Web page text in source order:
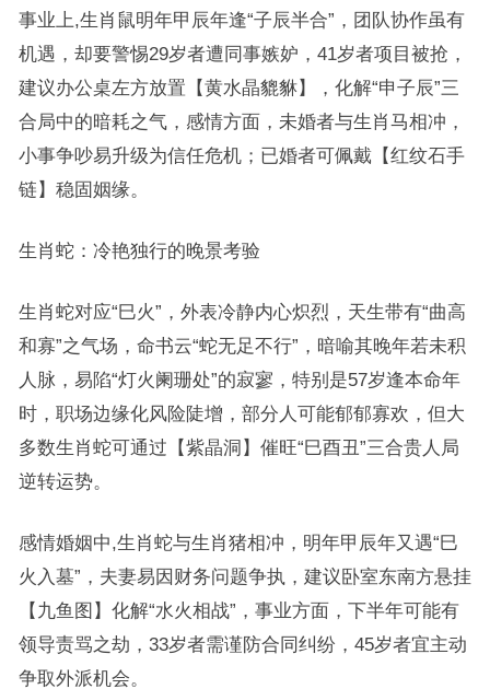
事业上,生肖鼠明年甲辰年逢“子辰半合”，团队协作虽有
机遇，却要警惕29岁者遭同事嫉妒，41岁者项目被抢，
建议办公桌左方放置【黄水晶貔貅】，化解“申子辰”三
合局中的暗耗之气，感情方面，未婚者与生肖马相冲，
小事争吵易升级为信任危机；已婚者可佩戴【红纹石手
链】稳固姻缘。
生肖蛇：冷艳独行的晚景考验
生肖蛇对应“巳火”，外表冷静内心炽烈，天生带有“曲高
和寡”之气场，命书云“蛇无足不行”，暗喻其晚年若未积
人脉，易陷“灯火阑珊处”的寂寥，特别是57岁逢本命年
时，职场边缘化风险陡增，部分人可能郁郁寡欢，但大
多数生肖蛇可通过【紫晶洞】催旺“巳酉丑”三合贵人局
逆转运势。
感情婚姻中,生肖蛇与生肖猪相冲，明年甲辰年又遇“巳
火入墓”，夫妻易因财务问题争执，建议卧室东南方悬挂
【九鱼图】化解“水火相战”，事业方面，下半年可能有
领导责骂之劫，33岁者需谨防合同纠纷，45岁者宜主动
争取外派机会。